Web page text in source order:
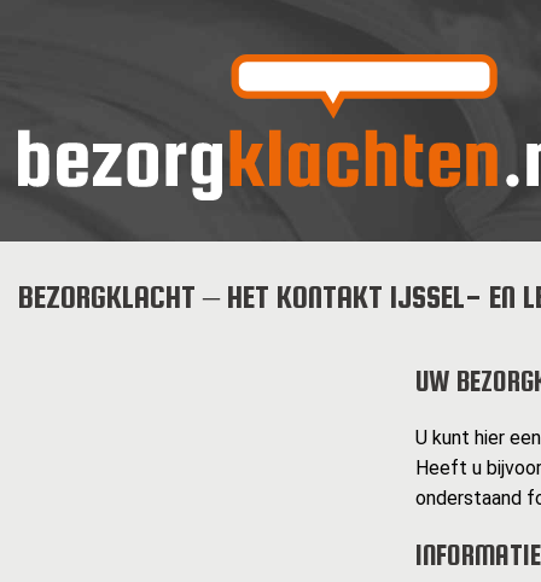
BEZORGKLACHT – HET KONTAKT IJSSEL- EN
UW
U kunt hier
Heeft u
onderstaand